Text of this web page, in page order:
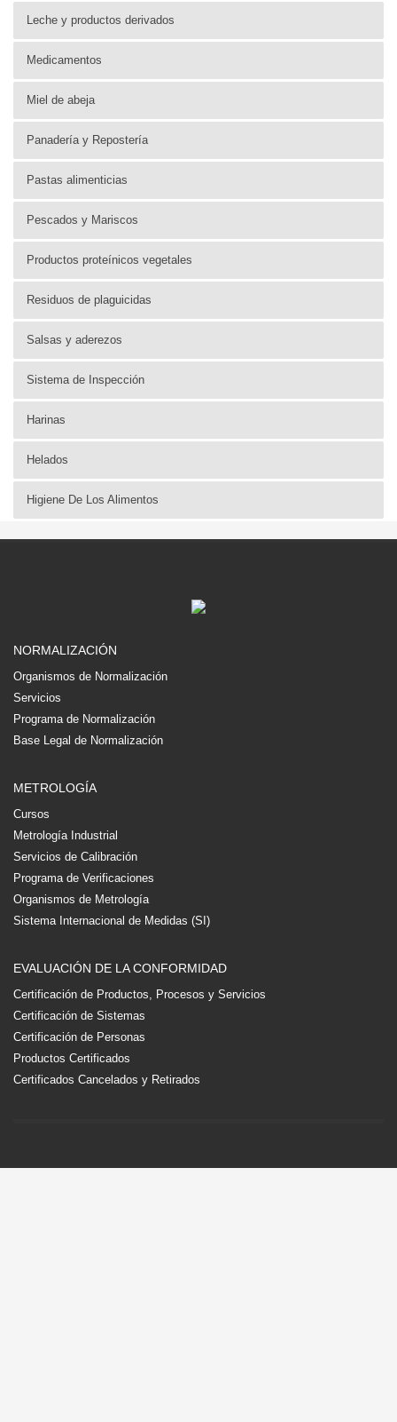
Leche y productos derivados
Medicamentos
Miel de abeja
Panadería y Repostería
Pastas alimenticias
Pescados y Mariscos
Productos proteínicos vegetales
Residuos de plaguicidas
Salsas y aderezos
Sistema de Inspección
Harinas
Helados
Higiene De Los Alimentos
NORMALIZACIÓN
Organismos de Normalización
Servicios
Programa de Normalización
Base Legal de Normalización
METROLOGÍA
Cursos
Metrología Industrial
Servicios de Calibración
Programa de Verificaciones
Organismos de Metrología
Sistema Internacional de Medidas (SI)
EVALUACIÓN DE LA CONFORMIDAD
Certificación de Productos, Procesos y Servicios
Certificación de Sistemas
Certificación de Personas
Productos Certificados
Certificados Cancelados y Retirados